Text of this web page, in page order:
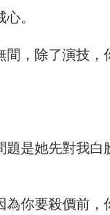
。
，除了演技，
是她先對我白
你要殺價前，